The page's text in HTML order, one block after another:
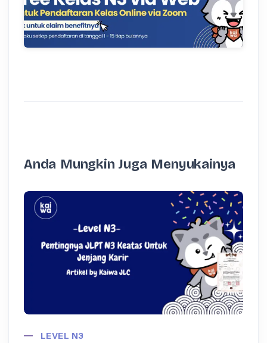
Anda Mungkin Juga Menyukainya
LEVEL N3